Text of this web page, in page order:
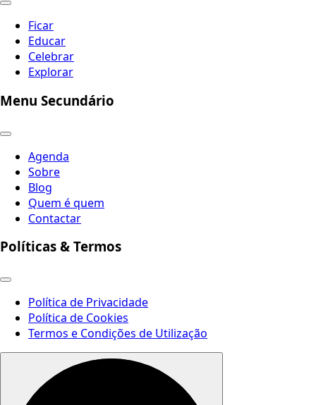
Ficar
Educar
Celebrar
Explorar
Menu Secundário
Agenda
Sobre
Blog
Quem é quem
Contactar
Políticas & Termos
Política de Privacidade
Política de Cookies
Termos e Condições de Utilização